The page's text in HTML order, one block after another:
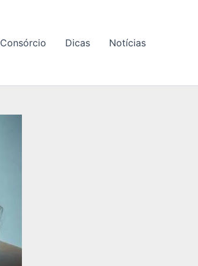
Consórcio Dicas Notícias